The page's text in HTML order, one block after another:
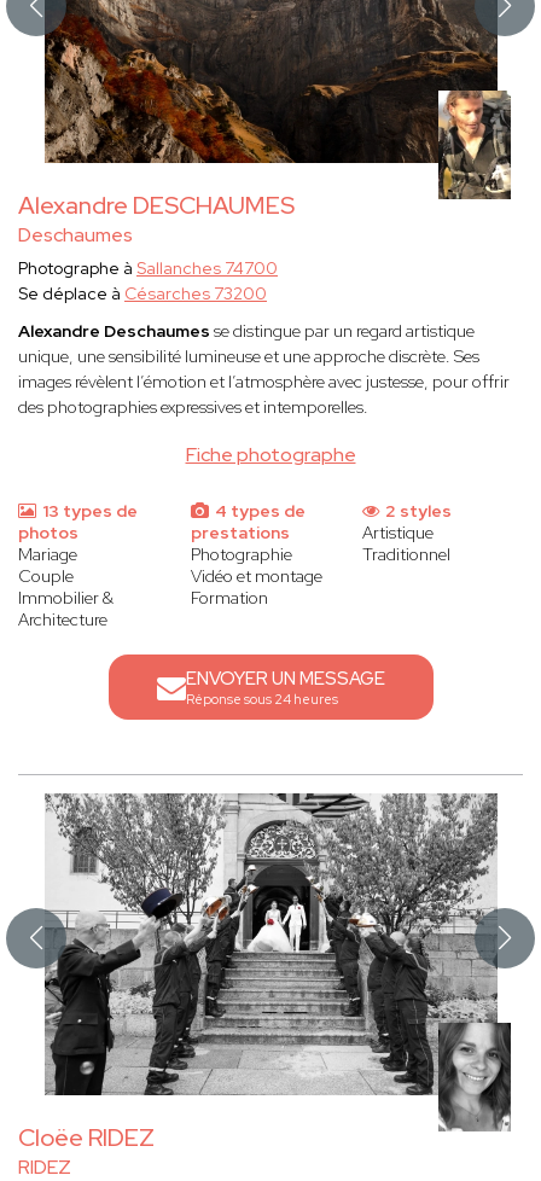
Alexandre DESCHAUMES
Deschaumes
Fiche photographe
Photographe à Sallanches 74700
Se déplace à Césarches 73200
Alexandre Deschaumes se distingue par un regard artistique
unique, une sensibilité lumineuse et une approche discrète. Ses
images révèlent l’émotion et l’atmosphère avec justesse, pour offrir
des photographies expressives et intemporelles.
13 types de
photos
Mariage
Couple
Immobilier &
Architecture
4 types de
prestations
Photographie
Vidéo et montage
Formation
2 styles
Artistique
Traditionnel
ENVOYER UN MESSAGE
Réponse sous 24 heures
Cloëe RIDEZ
RIDEZ